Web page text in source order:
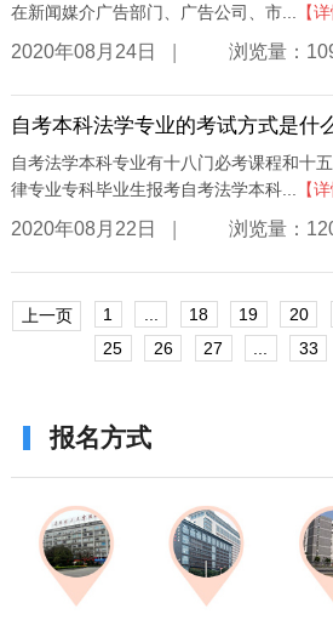
在新闻媒介广告部门、广告公司、市...
【
2020年08月24日 | 浏览量：
自考本科法学专业的考试方式是什
自考法学本科专业有十八门必考课程和十
律专业专科毕业生报考自考法学本科...
【
2020年08月22日 | 浏览量：
上一页 1 18 19 20
25
26 27 33
报名方式